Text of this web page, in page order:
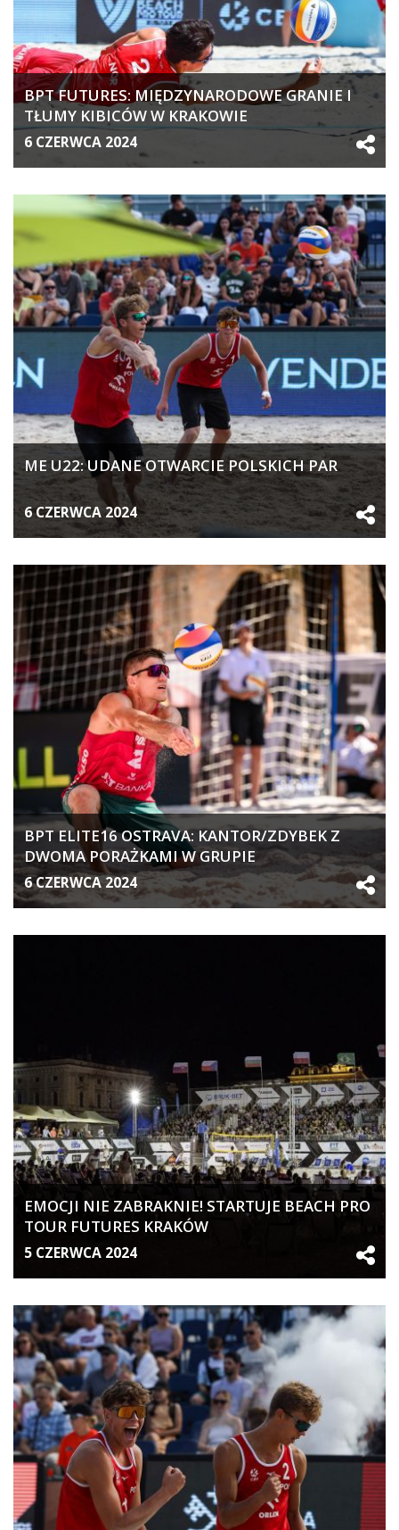
BPT FUTURES: MIĘDZYNARODOWE GRANIE I
TŁUMY KIBICÓW W KRAKOWIE
6 CZERWCA 2024
ME U22: UDANE OTWARCIE POLSKICH PAR
6 CZERWCA 2024
BPT ELITE16 OSTRAVA: KANTOR/ZDYBEK Z
DWOMA PORAŻKAMI W GRUPIE
6 CZERWCA 2024
EMOCJI NIE ZABRAKNIE! STARTUJE BEACH PRO
TOUR FUTURES KRAKÓW
5 CZERWCA 2024